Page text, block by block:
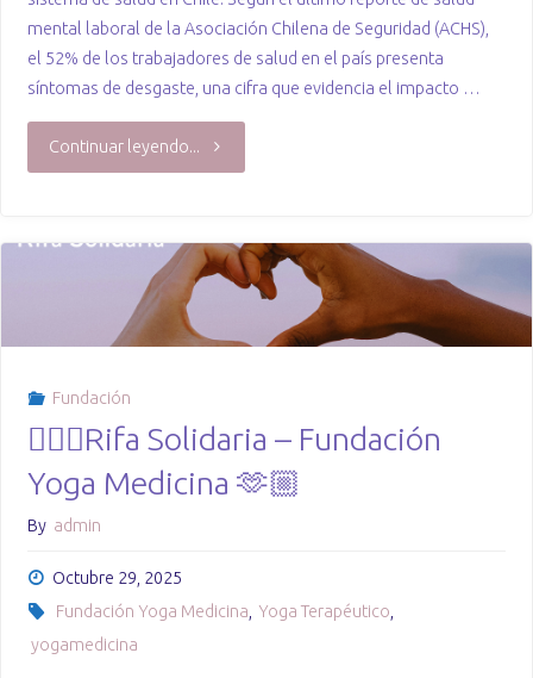
mental laboral de la Asociación Chilena de Seguridad (ACHS),
el 52% de los trabajadores de salud en el país presenta
síntomas de desgaste, una cifra que evidencia el impacto …
Continuar leyendo... "Más
la
de
trabajadores
en
Fundación
🧘🏽‍♀️Rifa Solidaria – Fundación
Yoga Medicina 🫶🏼
By admin
Octubre 29, 2025
Fundación Yoga Medicina
Yoga Terapéutico
yogamedicina